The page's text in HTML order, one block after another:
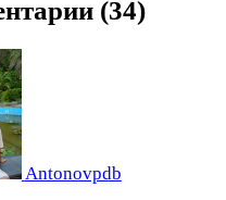
(34)
Antonovpdb